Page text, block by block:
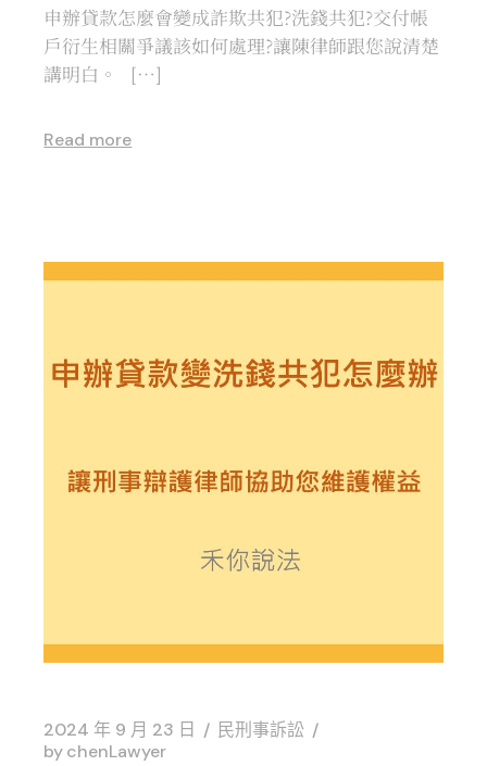
申辦貸款怎麼會變成詐欺共犯?洗錢共犯?交付帳
戶衍生相關爭議該如何處理?讓陳律師跟您說清楚
講明白。 […]
Read more
2024 年 9 月 23 日
民刑事訴訟
bychenLawyer